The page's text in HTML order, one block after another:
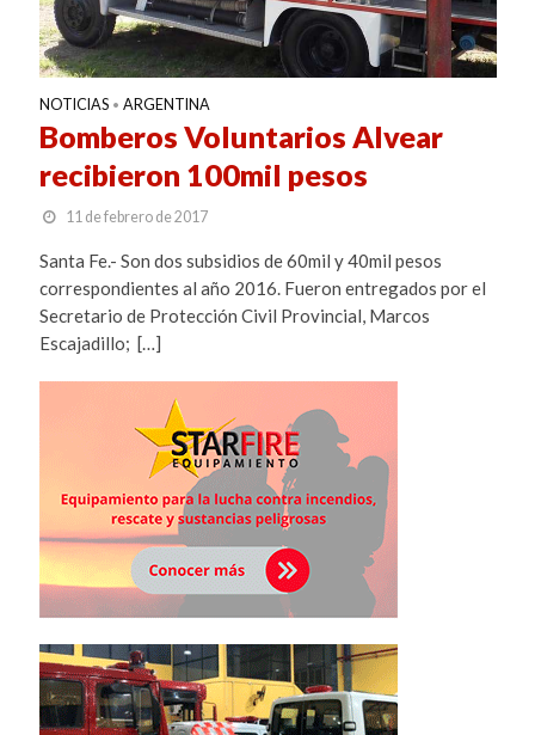
NOTICIAS • ARGENTINA
Bomberos Voluntarios Alvear
recibieron 100mil pesos
11 de febrero de 2017
Santa Fe.- Son dos subsidios de 60mil y 40mil pesos
correspondientes al año 2016. Fueron entregados por el
Secretario de Protección Civil Provincial, Marcos
Escajadillo; […]